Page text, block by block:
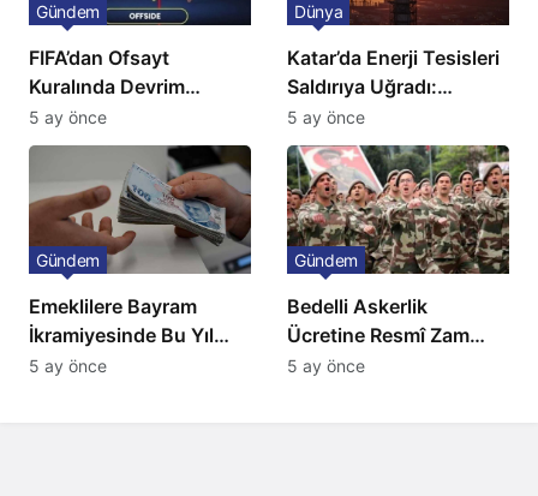
FIFA’dan Ofsayt
Kuralında Devrim
Niteliğinde Onay
Gündem
5 ay önce
Katar’da Enerji Tesisleri
Saldırıya Uğradı:
Avrupa’da Doğalgaz
Fiyatlarında Sert Artış
Dünya
5 ay önce
Emeklilere Bayram
İkramiyesinde Bu Yıl
Artış Gelmeyecek
Gündem
5 ay önce
Bedelli Askerlik
Ücretine Resmî Zam
Geliyor
Gündem
5 ay önce